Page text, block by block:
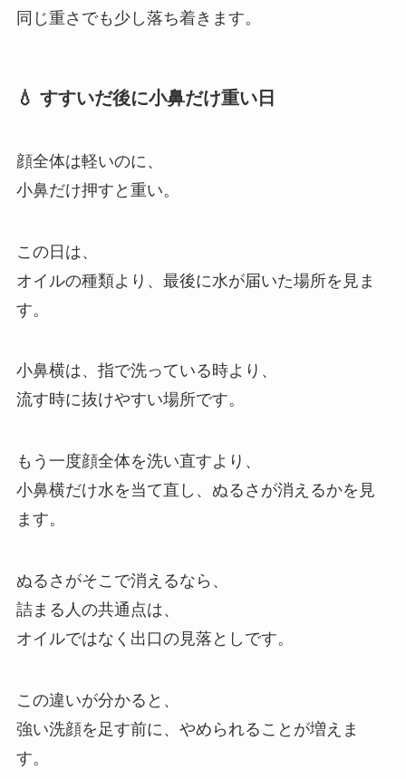
同じ重さでも少し落ち着きます。
💧 すすいだ後に小鼻だけ重い日
顔全体は軽いのに、
小鼻だけ押すと重い。
この日は、
オイルの種類より、最後に水が届いた場所を見ま
す。
小鼻横は、指で洗っている時より、
流す時に抜けやすい場所です。
もう一度顔全体を洗い直すより、
小鼻横だけ水を当て直し、ぬるさが消えるかを見
ます。
ぬるさがそこで消えるなら、
詰まる人の共通点は、
オイルではなく出口の見落としです。
この違いが分かると、
強い洗顔を足す前に、やめられることが増えま
す。